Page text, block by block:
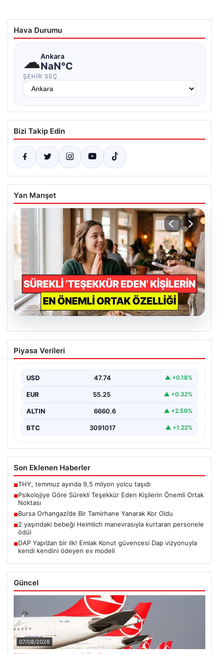
Hava Durumu
☁Ankara
NaN°C
ŞEHIR SEÇ
Bizi Takip Edin
Yan Manşet
Psikolojiye Göre Sürekli Teşekkür Eden
Kişilerin Önemli Ortak Noktası
ifadesini kullanmak, ilk bakışta yalnızca temel bir
nezaket kuralı…
Piyasa Verileri
USD 47.74 ▲ +0.18%
EUR 55.25 ▲ +0.32%
ALTIN 6660.6 ▲ +2.59%
BTC 3091017 ▲ +1.22%
Son Eklenen Haberler
■THY, temmuz ayında 9,5 milyon yolcu taşıdı
■Psikolojiye Göre Sürekli Teşekkür Eden Kişilerin Önemli Ortak
Noktası
■Bursa Orhangazi’de Bir Tamirhane Yanarak Kor Oldu
■2 yaşındaki bebeği Heimlich manevrasıyla kurtaran personele
ödül
■DAP Yapı’dan bir ilk! Emlak Konut güvencesi Dap vizyonuyla
kendi kendini ödeyen ev modeli
Güncel
07/08/2026